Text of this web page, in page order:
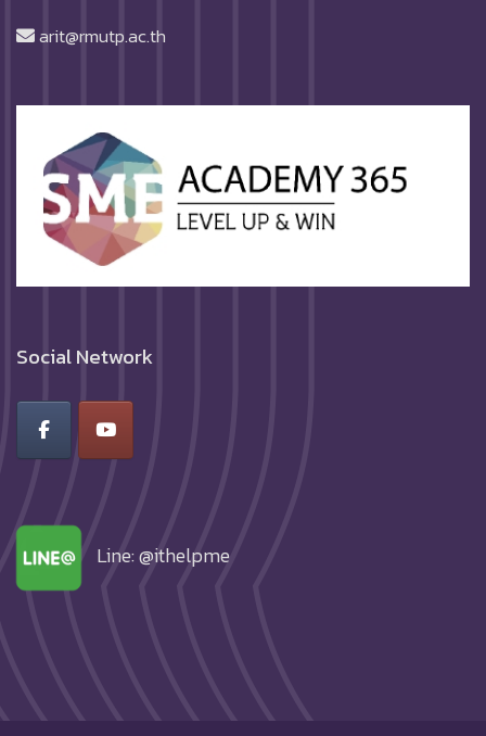
arit@rmutp.ac.th
Social Network
Line: @ithelpme